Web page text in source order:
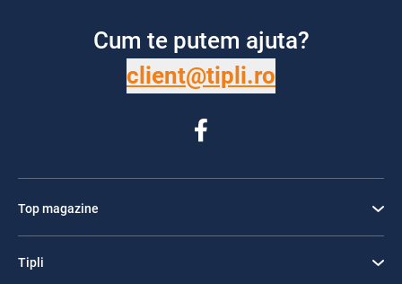
Cum te putem ajuta?
client@tipli.ro
Top magazine
Tipli